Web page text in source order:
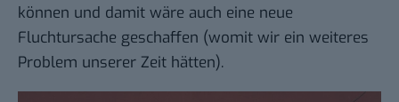
können und damit wäre auch eine neue
Fluchtursache geschaffen (womit wir ein weiteres
Problem unserer Zeit hätten).